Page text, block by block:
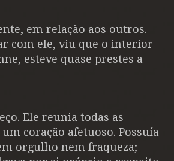
em relação aos outros.
com ele, viu que o interior
esteve quase prestes a
Ele reunia todas as
coração afetuoso. Possuía
orgulho nem fraqueza;